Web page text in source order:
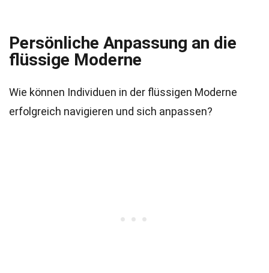
Persönliche Anpassung an die
flüssige Moderne
Wie können Individuen in der flüssigen Moderne
erfolgreich navigieren und sich anpassen?